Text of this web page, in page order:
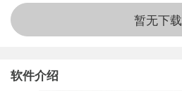
暂无下载
软件介绍